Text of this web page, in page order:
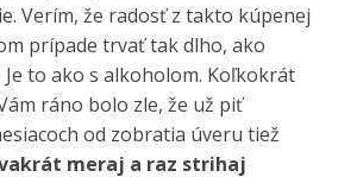
Verím, že radosť z takto kúpenej
prípade trvať tak dlho, ako
Je to ako s alkoholom. Koľkokrát
ráno bolo zle, že už piť
od zobratia úveru tiež
meraj a raz strihaj